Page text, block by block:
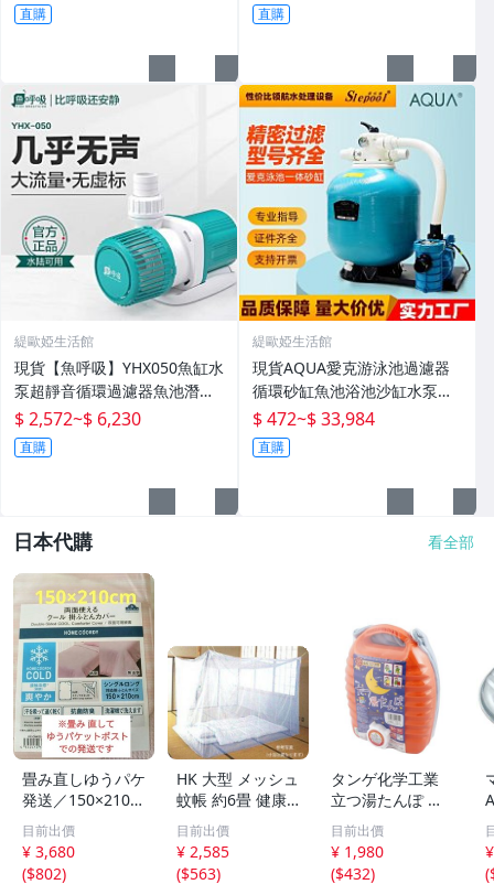
直購 直購
緹歐婭生活館
現貨【魚呼吸】YHX050魚缸水
泵超靜音循環過濾器魚池潛水
底吸變頻水陸
$ 2,572~$ 6,230
直購
緹歐婭生活館
現貨AQUA愛克游泳池過濾器
循環砂缸魚池浴池沙缸水泵一
體機水處理設備
$ 472~$ 33,984
直購
日本代購 看全部
畳み直しゆうパケ
発送／150×210ク
ール 冷たい コー
ルド 接触冷感
掛ふとんカバー華
やかピンク／布団
目前出價
¥ 3,680
($802)
HK 大型 メッシュ
蚊帳 約6畳 健康
的に快眠を 省エ
ネ
目前出價
¥ 2,585
($563)
タンゲ化学工業
立つ湯たんぽ オ
レンジ 2.6L 袋付
き TN00314
目前出價
¥ 1,980
($432)
(